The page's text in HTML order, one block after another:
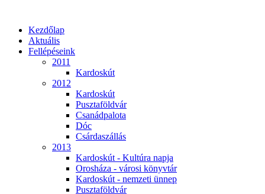
Kezdőlap
Aktuális
Fellépéseink
2011
Kardoskút
2012
Kardoskút
Pusztaföldvár
Csanádpalota
Dóc
Csárdaszállás
2013
Kardoskút - Kultúra napja
Orosháza - városi könyvtár
Kardoskút - nemzeti ünnep
Pusztaföldvár